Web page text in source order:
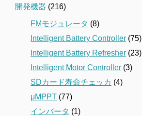
開発機器 (216)
FMモジュレータ (8)
Intelligent Battery Controller (75)
Intelligent Battery Refresher (23)
Intelligent Motor Controller (3)
SDカード寿命チェッカ (4)
μMPPT (77)
インバータ (1)